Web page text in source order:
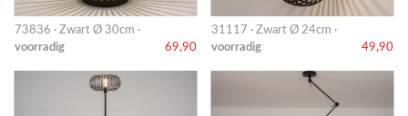
73836 · Zwart Ø 30cm ·
voorradig
69,90
31117 · Zwart Ø 24cm ·
voorradig
49,90